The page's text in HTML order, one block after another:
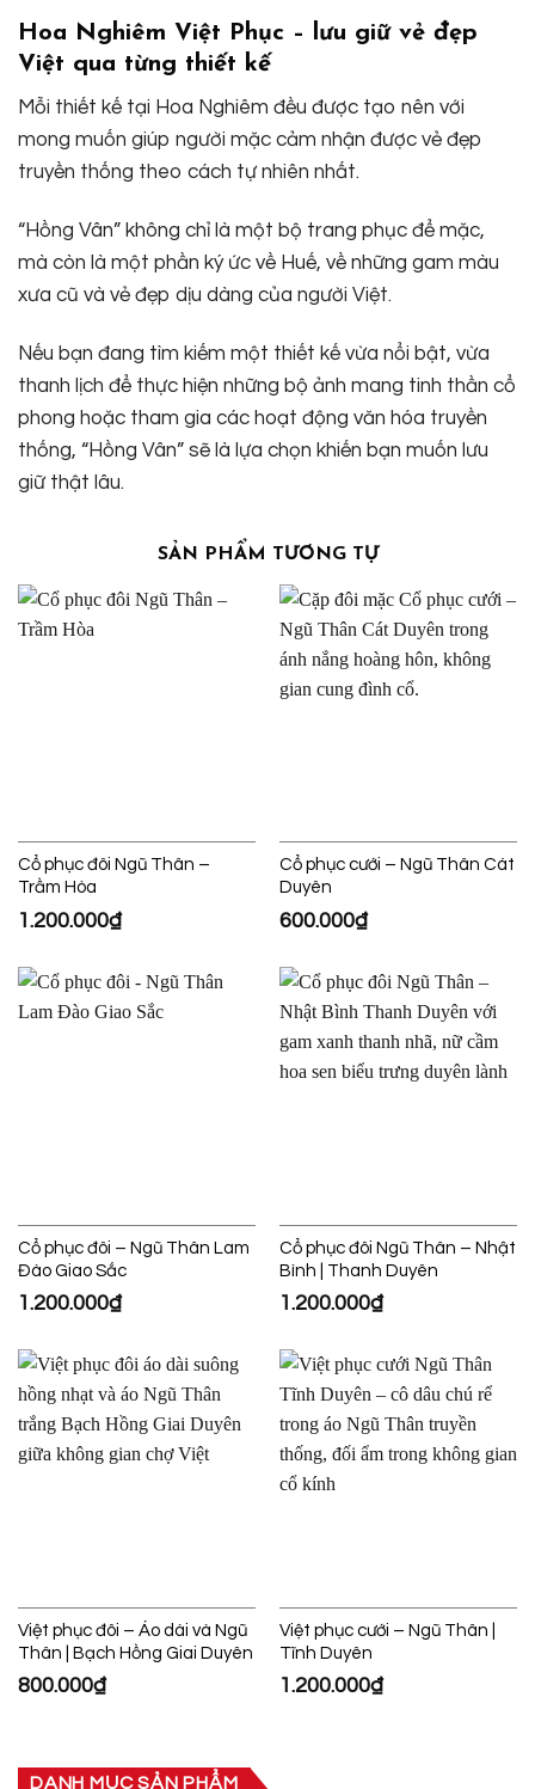
Hoa Nghiêm Việt Phục – lưu giữ vẻ đẹp
Việt qua từng thiết kế
Mỗi thiết kế tại Hoa Nghiêm đều được tạo nên với
mong muốn giúp người mặc cảm nhận được vẻ đẹp
truyền thống theo cách tự nhiên nhất.
“Hồng Vân” không chỉ là một bộ trang phục để mặc,
mà còn là một phần ký ức về Huế, về những gam màu
xưa cũ và vẻ đẹp dịu dàng của người Việt.
Nếu bạn đang tìm kiếm một thiết kế vừa nổi bật, vừa
thanh lịch để thực hiện những bộ ảnh mang tinh thần cổ
phong hoặc tham gia các hoạt động văn hóa truyền
thống, “Hồng Vân” sẽ là lựa chọn khiến bạn muốn lưu
giữ thật lâu.
SẢN PHẨM TƯƠNG TỰ
Cổ phục đôi Ngũ Thân –
Trầm Hòa
1.200.000₫
Cổ phục cưới – Ngũ Thân Cát
Duyên
600.000₫
Cổ phục đôi – Ngũ Thân Lam
Đào Giao Sắc
1.200.000₫
Cổ phục đôi Ngũ Thân – Nhật
Bình | Thanh Duyên
1.200.000₫
Việt phục đôi – Áo dài và Ngũ
Thân | Bạch Hồng Giai Duyên
800.000₫
Việt phục cưới – Ngũ Thân |
Tĩnh Duyên
1.200.000₫
DANH MỤC SẢN PHẨM